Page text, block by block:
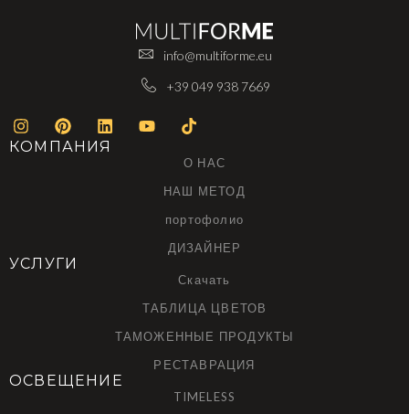
info@multiforme.eu
+39 049 938 7669
КОМПАНИЯ
О НАС
НАШ МЕТОД
портофолио
ДИЗАЙНЕР
УСЛУГИ
Скачать
ТАБЛИЦА ЦВЕТОВ
ТАМОЖЕННЫЕ ПРОДУКТЫ
РЕСТАВРАЦИЯ
ОСВЕЩЕНИЕ
TIMELESS